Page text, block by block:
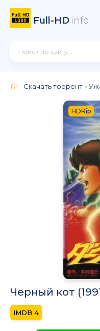
Full-HD.info
Скачать торрент »
HDRip
Черный кот
4